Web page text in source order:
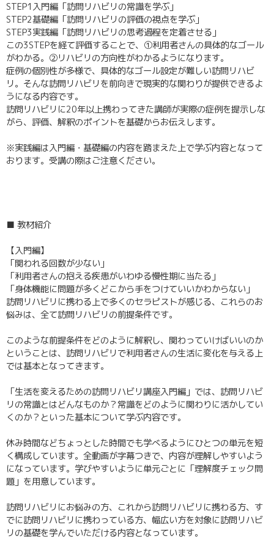
STEP1入門編「訪問リハビリの常識を学ぶ」
STEP2基礎編「訪問リハビリの評価の視点を学ぶ」
STEP3実践編「訪問リハビリの思考過程を定着させる」
この3STEPを経て評価することで、①利用者さんの具体的なゴール
がわかる。②リハビリの方向性がわかるようになります。
症例の個別性が多様で、具体的なゴール設定が難しい訪問リハビ
リ。そんな訪問リハビリを前向きで現実的な関わりが提供できるよ
うになる内容です。
訪問リハビリに20年以上携わってきた講師が実際の症例を提示しな
がら、評価、解釈のポイントを基礎からお伝えします。
※実践編は入門編・基礎編の内容を踏まえた上で学ぶ内容となって
おります。受講の際はご注意ください。
■ 教材紹介
【入門編】
「関われる回数が少ない」
「利用者さんの抱える疾患がいわゆる慢性期に当たる」
「身体機能に問題が多くどこから手をつけていいかわからない」
訪問リハビリに携わる上で多くのセラピストが感じる、これらのお
悩みは、全て訪問リハビリの前提条件です。
このような前提条件をどのように解釈し、関わっていけばいいのか
ということは、訪問リハビリで利用者さんの生活に変化を与える上
では基本となってきます。
「生活を変えるための訪問リハビリ講座入門編」では、訪問リハビ
リの常識とはどんなものか？常識をどのように関わりに活かしてい
くのか？といった基本について学ぶ内容です。
休み時間などちょっとした時間でも学べるようにひとつの単元を短
く構成しています。全動画が字幕つきで、内容が理解しやすいよう
になっています。学びやすいように単元ごとに「理解度チェック問
題」を用意しています。
訪問リハビリにお悩みの方、これから訪問リハビリに携わる方、す
でに訪問リハビリに携わっている方、幅広い方を対象に訪問リハビ
リの基礎を学んでいただける内容となっています。